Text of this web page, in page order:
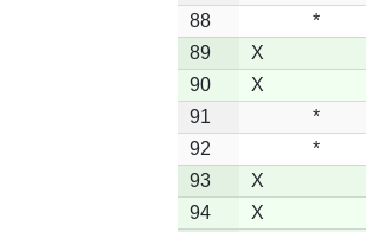
88
*
89
X
90
X
91
*
92
*
93
X
94
X